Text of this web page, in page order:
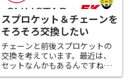
スプロケット＆チェーンを
そろそろ交換したい
チェーンと前後スプロケットの
交換を考えています。最近は、
セットなんかもあるんですね！
狙っているのは、サンスターの